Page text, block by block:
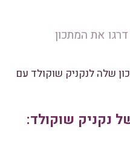
דרגו את המתכון
שלה לנקניק שוקולד עם
נקניק שוקולד: